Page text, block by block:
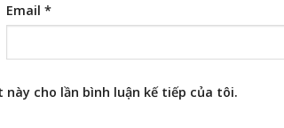
Email*
cho lần bình luận kế tiếp của tôi.